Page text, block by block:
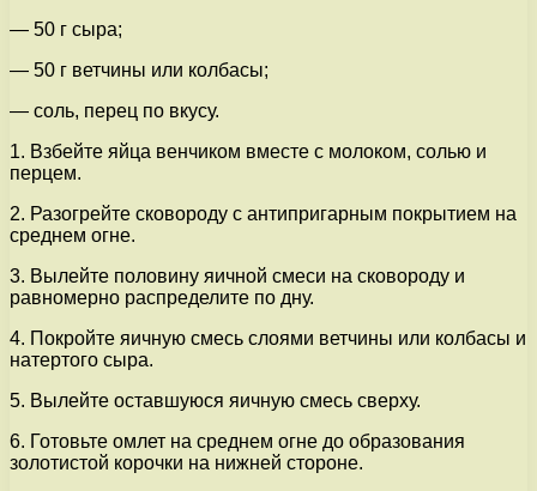
— 50 г сыра;
— 50 г ветчины или колбасы;
— соль, перец по вкусу.
1. Взбейте яйца венчиком вместе с молоком, солью и
перцем.
2. Разогрейте сковороду с антипригарным покрытием на
среднем огне.
3. Вылейте половину яичной смеси на сковороду и
равномерно распределите по дну.
4. Покройте яичную смесь слоями ветчины или колбасы и
натертого сыра.
5. Вылейте оставшуюся яичную смесь сверху.
6. Готовьте омлет на среднем огне до образования
золотистой корочки на нижней стороне.